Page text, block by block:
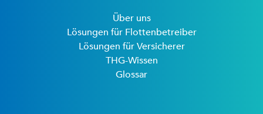
Über uns
Lösungen für Flottenbetreiber
Lösungen für Versicherer
THG-Wissen
Glossar